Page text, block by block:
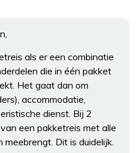
als er een combinatie
die in één pakket
Het gaat dan om
accommodatie,
dienst. Bij 2
een pakketreis met alle
Dit is duidelijk.